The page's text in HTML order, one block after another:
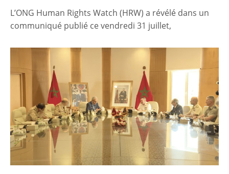
L’ONG Human Rights Watch (HRW) a révélé dans un
communiqué publié ce vendredi 31 juillet,